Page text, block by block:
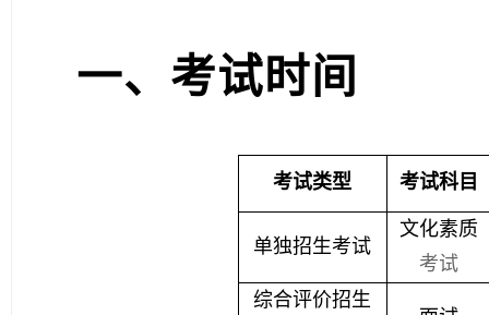
一、考试时间
考试类型 考试科目
单独招生考试
文化素质
考试
综合评价招生